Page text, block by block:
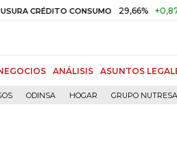
CRÉDITO CONSUMO 29,66% +0,87%
ANÁLISIS ASUNTOS
ODINSA HOGAR GRUPO NUTRESA